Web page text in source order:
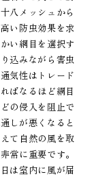
八メッシュから
い防虫効果を求
い網目を選択す
込みながら害虫
気性はトレード
ばなるほど網目
の侵入を阻止で
しが悪くなると
て自然の風を取
常に重要です。
は室内に風が届